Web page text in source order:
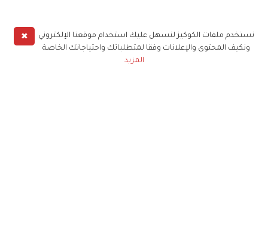
✖
نستخدم ملفات الكوكيز لنسهل عليك استخدام موقعنا الإلكتروني
ونكيف المحتوى والإعلانات وفقا لمتطلباتك واحتياجاتك الخاصة
المزيد